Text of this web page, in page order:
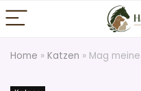
Home » Katzen » Mag